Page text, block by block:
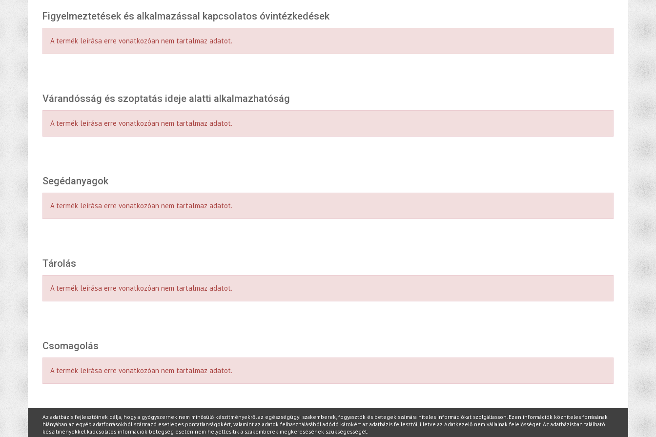
Figyelmeztetések és alkalmazással kapcsolatos óvintézkedések
A termék leírása erre vonatkozóan nem tartalmaz adatot.
Várandósság és szoptatás ideje alatti alkalmazhatóság
A termék leírása erre vonatkozóan nem tartalmaz adatot.
Segédanyagok
A termék leírása erre vonatkozóan nem tartalmaz adatot.
Tárolás
A termék leírása erre vonatkozóan nem tartalmaz adatot.
Csomagolás
A termék leírása erre vonatkozóan nem tartalmaz adatot.
Az adatbázis fejlesztőinek célja, hogy a gyógyszernek nem minősülő készítményekről az egészségügyi szakemberek, fogyasztók és betegek számára hiteles információkat szolgáltasson. Ezen információk közhiteles forrásának
hiányában az egyéb adatforrásokból származó esetleges pontatlanságokért, valamint az adatok felhasználásából adódó károkért az adatbázis fejlesztői, illetve az Adatkezelő nem vállalnak felelősséget. Az adatbázisban található
készítményekkel kapcsolatos információk betegség esetén nem helyettesítik a szakemberek megkeresésének szükségességét.